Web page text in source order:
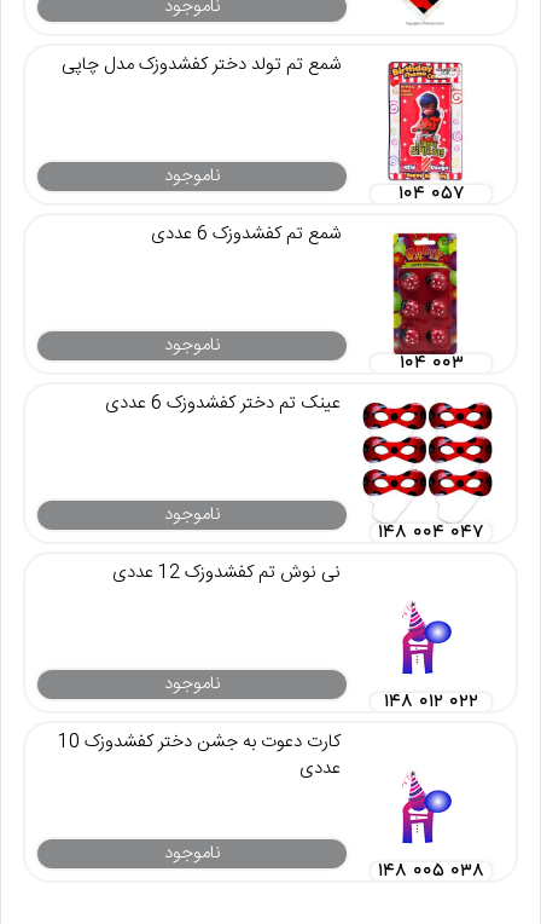
ناموجود
شمع تم تولد دختر کفشدوزک مدل چاپی
ناموجود
۱۰۴ ۰۵۷
شمع تم کفشدوزک 6 عددی
ناموجود
۱۰۴ ۰۰۳
عینک تم دختر کفشدوزک 6 عددی
ناموجود
۱۴۸ ۰۰۴ ۰۴۷
نی نوش تم کفشدوزک 12 عددی
ناموجود
۱۴۸ ۰۱۲ ۰۲۲
کارت دعوت به جشن دختر کفشدوزک 10
عددی
ناموجود
۱۴۸ ۰۰۵ ۰۳۸